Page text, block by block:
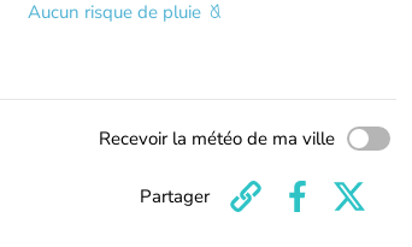
Aucun risque de pluie
Recevoir la météo de ma ville
Partager